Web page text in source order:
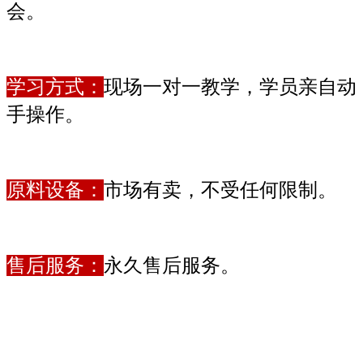
会。
学习方式： 现场一对一教学，学员亲自动
手操作。
原料设备： 市场有卖，不受任何限制。
售后服务： 永久售后服务。